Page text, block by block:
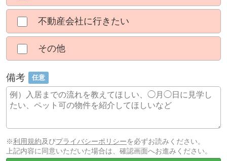
不動産会社に行きたい
その他
備考 任意
※利用規約及びプライバシーポリシーを必ずお読みください。
上記内容に同意いただいた場合は、確認画面へお進みください。